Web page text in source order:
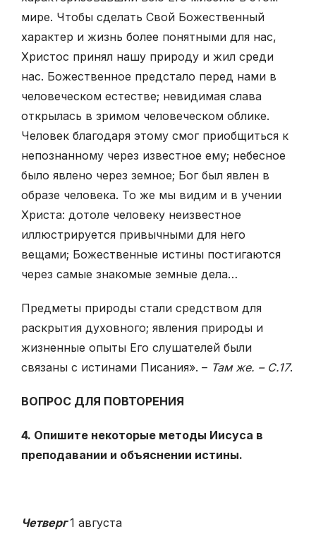
мире. Чтобы сделать Свой Божественный
характер и жизнь более понятными для нас,
Христос принял нашу природу и жил среди
нас. Божественное предстало перед нами в
челове­ческом естестве; невидимая слава
открылась в зримом человеческом облике.
Человек благодаря этому смог приобщиться к
непознанному через известное ему; небесное
было явлено через земное; Бог был явлен в
образе человека. То же мы видим и в учении
Христа: дотоле человеку неизвестное
иллюстрируется привычными для него
вещами; Божественные истины постигаются
через самые знакомые земные дела…
Предметы природы стали средством для
раскрытия духовного; явления природы и
жизненные опыты Его слушателей были
связаны с истинами Писа­ния». – Там же. – С.17.
ВОПРОС ДЛЯ ПОВТОРЕНИЯ
4. Опишите некоторые методы Иисуса в
преподавании и объяснении истины.
Четверг1 августа